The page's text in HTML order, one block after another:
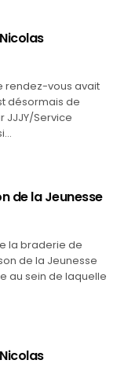
rendez-vous avait
désormais de
JJJY/Service
de la Jeunesse
la braderie de
de la Jeunesse
au sein de laquelle